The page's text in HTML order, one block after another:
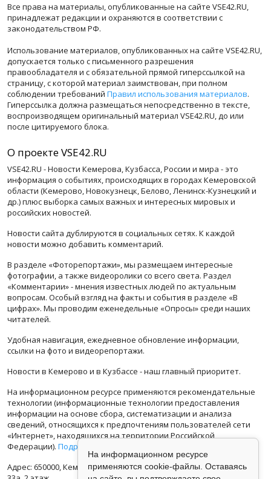
Все права на материалы, опубликованные на сайте VSE42.RU,
принадлежат редакции и охраняются в соответствии с
законодательством РФ.
Использование материалов, опубликованных на сайте VSE42.RU,
допускается только с письменного разрешения
правообладателя и с обязательной прямой гиперссылкой на
страницу, с которой материал заимствован, при полном
соблюдении требований Правил использования материалов.
Гиперссылка должна размещаться непосредственно в тексте,
воспроизводящем оригинальный материал VSE42.RU, до или
после цитируемого блока.
О проекте VSE42.RU
VSE42.RU - Новости Кемерова, Кузбасса, России и мира - это
информация о событиях, происходящих в городах Кемеровской
области (Кемерово, Новокузнецк, Белово, Ленинск-Кузнецкий и
др.) плюс выборка самых важных и интересных мировых и
российских новостей.
Новости сайта дублируются в социальных сетях. К каждой
новости можно добавить комментарий.
В разделе «Фоторепортажи», мы размещаем интересные
фотографии, а также видеоролики со всего света. Раздел
«Комментарии» - мнения известных людей по актуальным
вопросам. Особый взгляд на факты и события в разделе «В
цифрах». Мы проводим еженедельные «Опросы» среди наших
читателей.
Удобная навигация, ежедневное обновление информации,
ссылки на фото и видеорепортажи.
Новости в Кемерово и в Кузбассе - наш главный приоритет.
На информационном ресурсе применяются рекомендательные
технологии (информационные технологии предоставления
информации на основе сбора, систематизации и анализа
сведений, относящихся к предпочтениям пользователей сети
«Интернет», находящихся на территории Российской
Федерации). Подробная информация
Адрес: 650000, Кемеровская Область, г.Кемерово, ул.Кузбасская
На информационном ресурсе
применяются cookie-файлы. Оставаясь